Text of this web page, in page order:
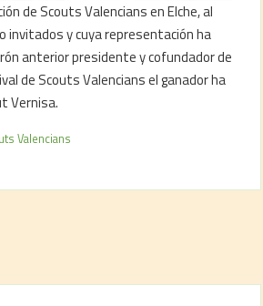
de Scouts Valencians en Elche, al
invitados y cuya representación ha
anterior presidente y cofundador de
de Scouts Valencians el ganador ha
Vernisa.
Valencians